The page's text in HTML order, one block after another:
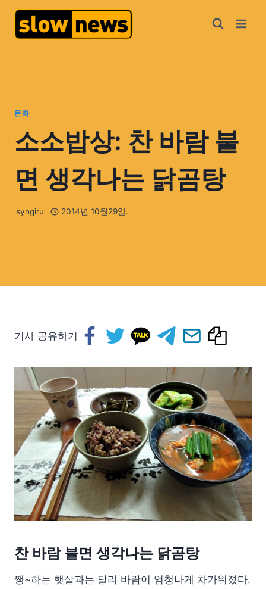
문화
소소밥상: 찬 바람 불
면 생각나는 닭곰탕
syngiru 2014년 10월29일.
기사 공유하기
찬 바람 불면 생각나는 닭곰탕
쨍~하는 햇살과는 달리 바람이 엄청나게 차가워졌다.